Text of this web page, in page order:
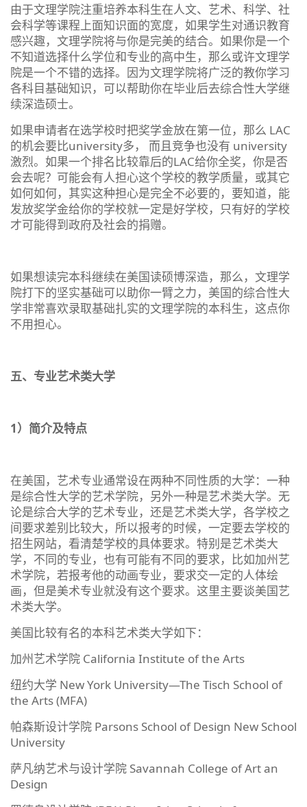
由于文理学院注重培养本科生在人文、艺术、科学、社
会科学等课程上面知识面的宽度，如果学生对通识教育
感兴趣，文理学院将与你是完美的结合。如果你是一个
不知道选择什么学位和专业的高中生，那么或许文理学
院是一个不错的选择。因为文理学院将广泛的教你学习
各科目基础知识，可以帮助你在毕业后去综合性大学继
续深造硕士。
如果申请者在选学校时把奖学金放在第一位，那么 LAC
的机会要比university多， 而且竞争也没有 university
激烈。如果一个排名比较靠后的LAC给你全奖，你是否
会去呢？可能会有人担心这个学校的教学质量，或其它
如何如何，其实这种担心是完全不必要的，要知道，能
发放奖学金给你的学校就一定是好学校，只有好的学校
才可能得到政府及社会的捐赠。
如果想读完本科继续在美国读硕博深造，那么，文理学
院打下的坚实基础可以助你一臂之力，美国的综合性大
学非常喜欢录取基础扎实的文理学院的本科生，这点你
不用担心。
五、专业艺术类大学
1）简介及特点
在美国，艺术专业通常设在两种不同性质的大学：一种
是综合性大学的艺术学院，另外一种是艺术类大学。无
论是综合大学的艺术专业，还是艺术类大学，各学校之
间要求差别比较大，所以报考的时候，一定要去学校的
招生网站，看清楚学校的具体要求。特别是艺术类大
学，不同的专业，也有可能有不同的要求，比如加州艺
术学院，若报考他的动画专业，要求交一定的人体绘
画，但是美术专业就没有这个要求。这里主要谈美国艺
术类大学。
美国比较有名的本科艺术类大学如下：
加州艺术学院 California Institute of the Arts
纽约大学 New York University—The Tisch School of
the Arts (MFA)
帕森斯设计学院 Parsons School of Design New School
University
萨凡纳艺术与设计学院 Savannah College of Art an
Design